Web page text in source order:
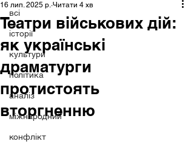
всі
історії
культури
політика
аналіз
міжнародний
конфлікт
Театри військових дій:
як українські
драматурги
протистоять
вторгненню
16 лип. 2025 р. Читати 4 хв